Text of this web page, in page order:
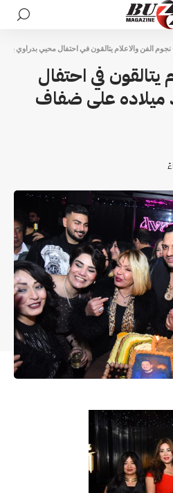
نجوم الفن والاعلام يتالقون في احتفال محيي بدراوي
يتالقون في احتفال
ميلاده على ضفاف